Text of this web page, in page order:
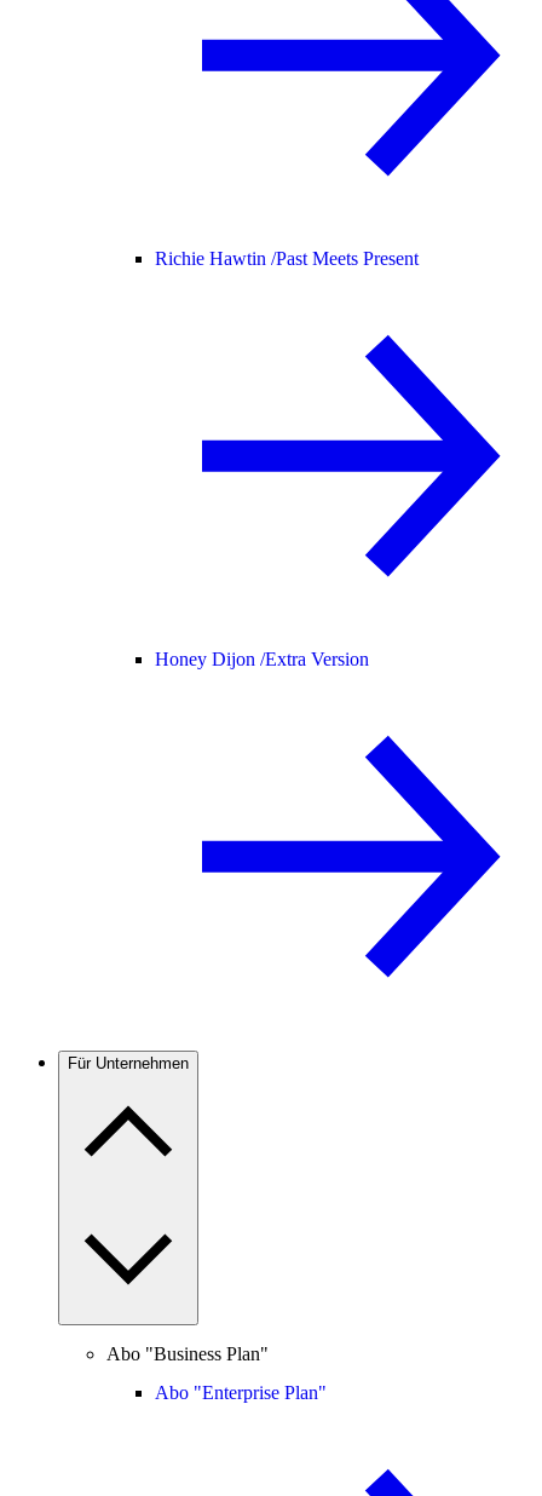
Richie Hawtin /Past Meets Present
Honey Dijon /Extra Version
Für Unternehmen
Abo "Business Plan"
Abo "Enterprise Plan"